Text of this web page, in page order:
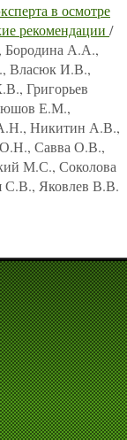
в осмотре
рекомендации /
А.А.,
Власюк И.В.,
Григорьев
Е.М.,
Никитин А.В.,
Савва О.В.,
М.С., Соколова
С.В., Яковлев В.В.